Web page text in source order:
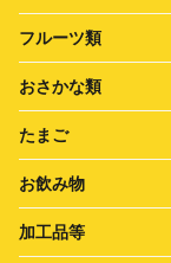
フルーツ類
おさかな類
たまご
お飲み物
加工品等